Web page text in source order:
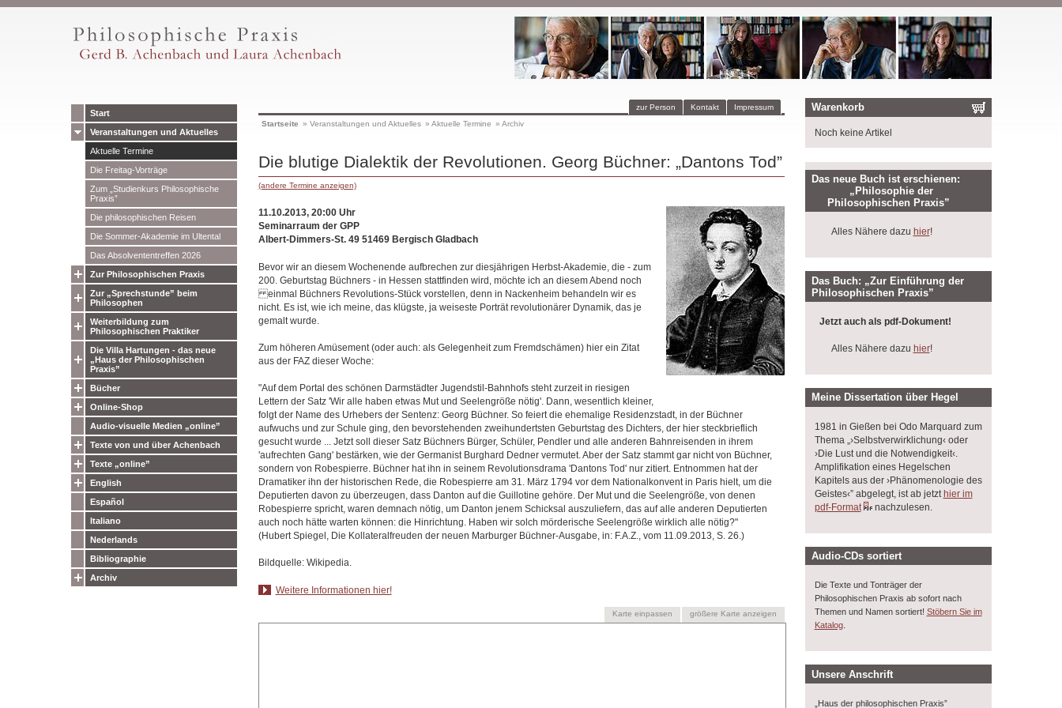
Start
Veranstaltungen und Aktuelles
Aktuelle Termine
Die Freitag-Vorträge
Zum „Studienkurs Philosophische
Praxis”
Die philosophischen Reisen
Die Sommer-Akademie im Ultental
Das Absolvententreffen 2026
Zur Philosophischen Praxis
Zur „Sprechstunde” beim
Philosophen
Weiterbildung zum
Philosophischen Praktiker
Die Villa Hartungen - das neue
„Haus der Philosophischen
Praxis”
Bücher
Online-Shop
Audio-visuelle Medien „online”
Texte von und über Achenbach
Texte „online”
English
Español
Italiano
Nederlands
Bibliographie
Archiv
Impressum
Kontakt
zur Person
Startseite » Veranstaltungen und Aktuelles » Aktuelle Termine » Archiv
Die blutige Dialektik der Revolutionen. Georg Büchner: „Dantons Tod”
(andere Termine anzeigen)
11.10.2013, 20:00 Uhr
Seminarraum der GPP
Albert-Dimmers-St. 49 51469 Bergisch Gladbach
Bevor wir an diesem Wochenende aufbrechen zur diesjährigen Herbst-Akademie, die - zum
200. Geburtstag Büchners - in Hessen stattfinden wird, möchte ich an diesem Abend noch
einmal Büchners Revolutions-Stück vorstellen, denn in Nackenheim behandeln wir es
nicht. Es ist, wie ich meine, das klügste, ja weiseste Porträt revolutionärer Dynamik, das je
gemalt wurde.
Zum höheren Amüsement (oder auch: als Gelegenheit zum Fremdschämen) hier ein Zitat
aus der FAZ dieser Woche:
"Auf dem Portal des schönen Darmstädter Jugendstil-Bahnhofs steht zurzeit in riesigen
Lettern der Satz 'Wir alle haben etwas Mut und Seelengröße nötig'. Dann, wesentlich kleiner,
folgt der Name des Urhebers der Sentenz: Georg Büchner. So feiert die ehemalige Residenzstadt, in der Büchner
aufwuchs und zur Schule ging, den bevorstehenden zweihundertsten Geburtstag des Dichters, der hier steckbrieflich
gesucht wurde ... Jetzt soll dieser Satz Büchners Bürger, Schüler, Pendler und alle anderen Bahnreisenden in ihrem
'aufrechten Gang' bestärken, wie der Germanist Burghard Dedner vermutet. Aber der Satz stammt gar nicht von Büchner,
sondern von Robespierre. Büchner hat ihn in seinem Revolutionsdrama 'Dantons Tod' nur zitiert. Entnommen hat der
Dramatiker ihn der historischen Rede, die Robespierre am 31. März 1794 vor dem Nationalkonvent in Paris hielt, um die
Deputierten davon zu überzeugen, dass Danton auf die Guillotine gehöre. Der Mut und die Seelengröße, von denen
Robespierre spricht, waren demnach nötig, um Danton jenem Schicksal auszuliefern, das auf alle anderen Deputierten
auch noch hätte warten können: die Hinrichtung. Haben wir solch mörderische Seelengröße wirklich alle nötig?"
(Hubert Spiegel, Die Kollateralfreuden der neuen Marburger Büchner-Ausgabe, in: F.A.Z., vom 11.09.2013, S. 26.)
Bildquelle: Wikipedia.
Weitere Informationen hier!
größere Karte anzeigen
Karte einpassen
Warenkorb
Noch keine Artikel
Das neue Buch ist erschienen:
„Philosophie der
Philosophischen Praxis”
Alles Nähere dazu hier!
Das Buch: „Zur Einführung der
Philosophischen Praxis”
Jetzt auch als pdf-Dokument!
Alles Nähere dazu hier!
Meine Dissertation über Hegel
1981 in Gießen bei Odo Marquard zum
Thema „›Selbstverwirklichung‹ oder
›Die Lust und die Notwendigkeit‹.
Amplifikation eines Hegelschen
Kapitels aus der ›Phänomenologie des
Geistes‹” abgelegt, ist ab jetzt hier im
pdf-Format
nachzulesen.
Audio-CDs sortiert
Die Texte und Tonträger der
Philosophischen Praxis ab sofort nach
Themen und Namen sortiert! Stöbern Sie im
Katalog.
Unsere Anschrift
„Haus der philosophischen Praxis”